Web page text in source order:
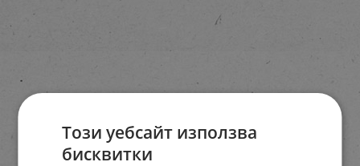
Този уебсайт използва
бисквитки